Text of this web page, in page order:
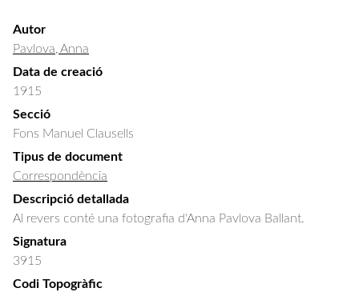
Autor
Pavlova, Anna
Data de creació
1915
Secció
Fons Manuel Clausells
Tipus de document
Correspondència
Descripció detallada
Al revers conté una fotografia d'Anna Pavlova Ballant.
Signatura
3915
Codi Topogràfic